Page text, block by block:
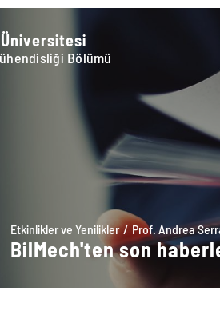
Bölümü
Etkinlikler ve Yenilikler Prof. Andrea
BilMech'ten son